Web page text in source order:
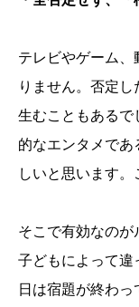
テレビやゲーム
りません。否定
生むこともあるで
的なエンタメで
しいと思います。
そこで有効なの
子どもによって
日は宿題が終わ